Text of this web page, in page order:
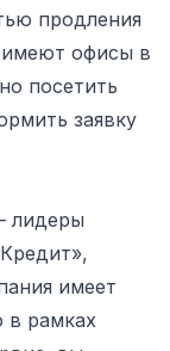
продления
офисы в
посетить
заявку
лидеры
имеет
в рамках